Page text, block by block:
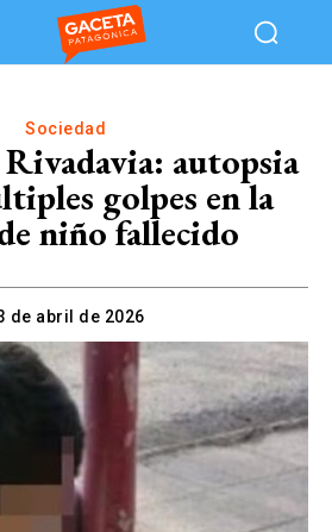
Sociedad
autopsia
golpes en la
niño fallecido
de abril de 2026